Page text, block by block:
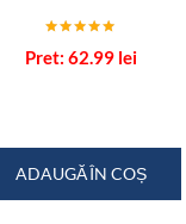
5.00
62.99 lei
ADAUGĂ ÎN COȘ